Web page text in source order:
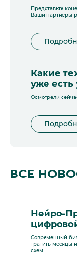
Представьте
Ваши партнёры
Какие
уже есть
Осмотрели
ВСЕ
Нейро-
Современный
тратить месяцы
схем.